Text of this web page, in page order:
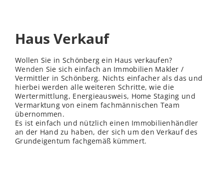
Haus Verkauf
Wollen Sie in Schönberg ein Haus verkaufen?
Wenden Sie sich einfach an Immobilien Makler /
Vermittler in Schönberg. Nichts einfacher als das und
hierbei werden alle weiteren Schritte, wie die
Wertermittlung, Energieausweis, Home Staging und
Vermarktung von einem fachmännischen Team
übernommen.
Es ist einfach und nützlich einen Immobilienhändler
an der Hand zu haben, der sich um den Verkauf des
Grundeigentum fachgemäß kümmert.